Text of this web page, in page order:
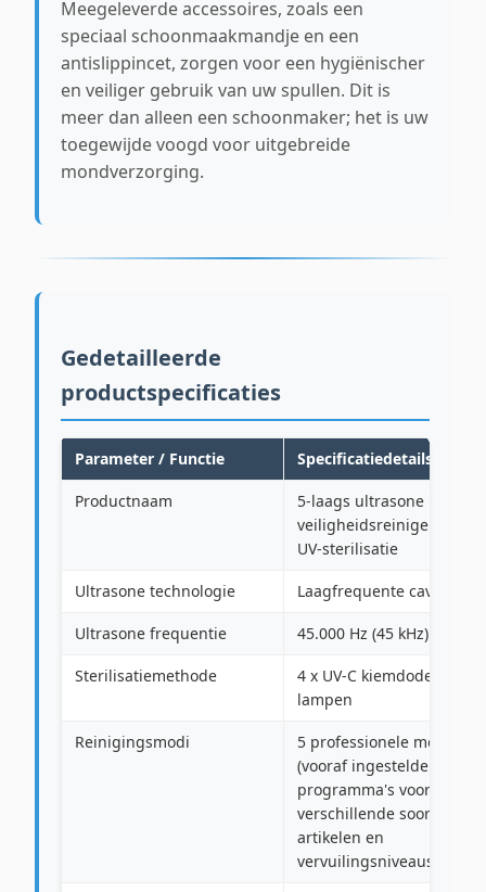
Meegeleverde accessoires, zoals een
speciaal schoonmaakmandje en een
antislippincet, zorgen voor een hygiënischer
en veiliger gebruik van uw spullen. Dit is
meer dan alleen een schoonmaker; het is uw
toegewijde voogd voor uitgebreide
mondverzorging.
Gedetailleerde
productspecificaties
Parameter / Functie Specificatiedetails
Productnaam
5-laags ultrasone
veiligheidsreiniger met
UV-sterilisatie
Ultrasone technologie Laagfrequente cavitatie
Ultrasone frequentie 45.000 Hz (45 kHz)
Sterilisatiemethode
4 x UV-C kiemdodende
lampen
Reinigingsmodi
5 professionele modi
(vooraf ingestelde
programma's voor
verschillende soorten
artikelen en
vervuilingsniveaus)